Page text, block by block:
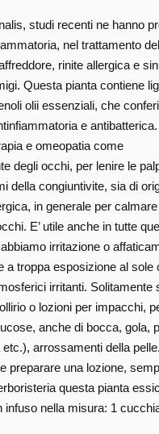
studi recenti ne hanno
nel trattamento
rinite allergica e
Questa pianta contiene
olii essenziali, che
e antibatterica.
e omeopatia come
degli occhi, per lenire le
della congiuntivite, sia di
in generale per
E’ utile anche in tutte
irritazione o
a troppa esposizione al sole
irritanti. Solitamente
o lozioni per impacchi,
anche di bocca, gola,
arrossamenti della pelle.
preparare una lozione,
questa pianta
infuso nella misura: 1